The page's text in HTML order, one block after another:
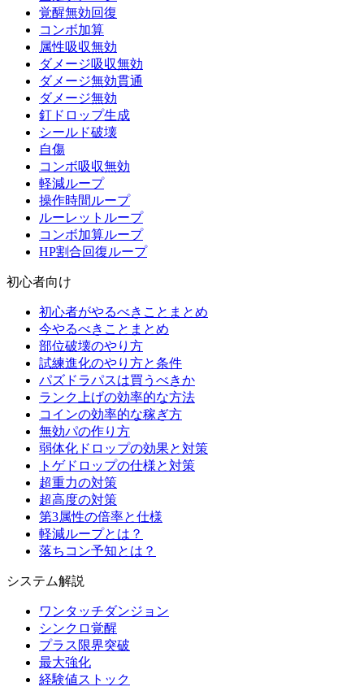
覚醒無効回復
コンボ加算
属性吸収無効
ダメージ吸収無効
ダメージ無効貫通
ダメージ無効
釘ドロップ生成
シールド破壊
自傷
コンボ吸収無効
軽減ループ
操作時間ループ
ルーレットループ
コンボ加算ループ
HP割合回復ループ
初心者向け
初心者がやるべきことまとめ
今やるべきことまとめ
部位破壊のやり方
試練進化のやり方と条件
パズドラパスは買うべきか
ランク上げの効率的な方法
コインの効率的な稼ぎ方
無効パの作り方
弱体化ドロップの効果と対策
トゲドロップの仕様と対策
超重力の対策
超高度の対策
第3属性の倍率と仕様
軽減ループとは？
落ちコン予知とは？
システム解説
ワンタッチダンジョン
シンクロ覚醒
プラス限界突破
最大強化
経験値ストック